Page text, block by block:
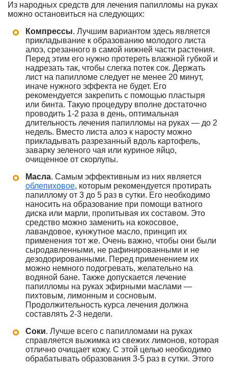
Из народных средств для лечения папилломы на руках
можно остановиться на следующих:
Компрессы. Лучшим вариантом здесь является
прикладывание к образованию молодого листа
алоэ, срезанного в самой нижней части растения.
Перед этим его нужно протереть влажной губкой и
надрезать так, чтобы слегка потек сок. Держать
лист на папилломе следует не менее 20 минут,
иначе нужного эффекта не будет. Его
рекомендуется закрепить с помощью пластыря
или бинта. Такую процедуру вполне достаточно
проводить 1-2 раза в день, оптимальная
длительность лечения папилломы на руках — до 2
недель. Вместо листа алоэ к наросту можно
прикладывать разрезанный вдоль картофель,
заварку зеленого чая или куриное яйцо,
очищенное от скорлупы.
Масла. Самым эффективным из них является
облепиховое, которым рекомендуется протирать
папиллому от 3 до 5 раз в сутки. Его необходимо
наносить на образование при помощи ватного
диска или марли, пропитывая их составом. Это
средство можно заменить на кокосовое,
лавандовое, кунжутное масло, принцип их
применения тот же. Очень важно, чтобы они были
сыродавленными, не рафинированными и не
дезодорированными. Перед применением их
можно немного подогревать, желательно на
водяной бане. Также допускается лечение
папилломы на руках эфирными маслами —
пихтовым, лимонным и сосновым.
Продолжительность курса лечения должна
составлять 2-3 недели.
Соки. Лучше всего с папилломами на руках
справляется выжимка из свежих лимонов, которая
отлично очищает кожу. С этой целью необходимо
обрабатывать образования 3-5 раз в сутки. Этого